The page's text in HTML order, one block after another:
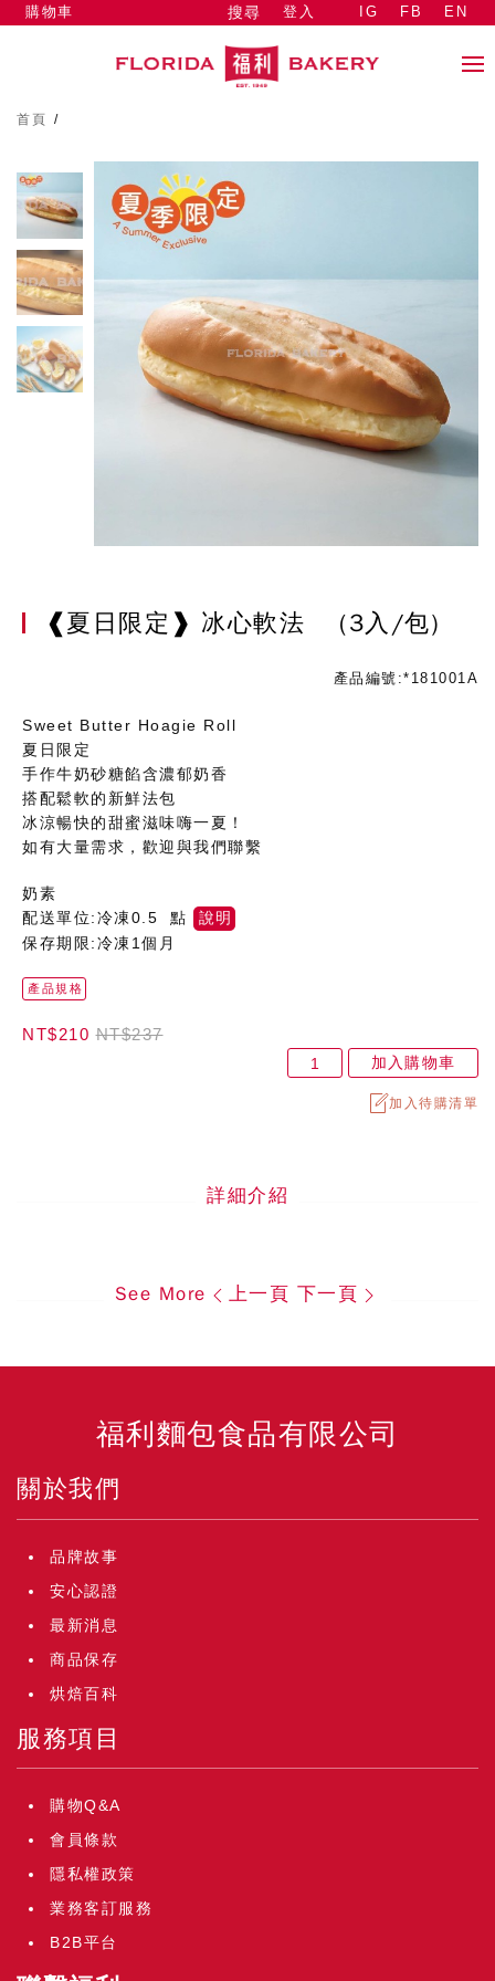
搜尋 登入
購物車 IG FB EN
首頁 /
❰夏日限定❱ 冰心軟法 (3入/包)
產品編號:*181001A
Sweet Butter Hoagie Roll
夏日限定
手作牛奶砂糖餡含濃郁奶香
搭配鬆軟的新鮮法包
冰涼暢快的甜蜜滋味嗨一夏！
如有大量需求，歡迎與我們聯繫
奶素
配送單位:冷凍0.5 點
說明
保存期限:冷凍1個月
產品規格
NT$210 NT$237
加入購物車
加入待購清單
詳細介紹
See More 上一頁 下一頁
福利麵包食品有限公司
關於我們
品牌故事
安心認證
最新消息
商品保存
烘焙百科
服務項目
購物Q&A
會員條款
隱私權政策
業務客訂服務
B2B平台